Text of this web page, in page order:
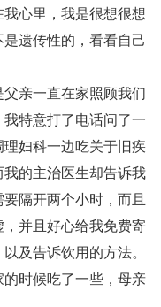
心里，我是很想很想
遗传性的，看看自己
亲一直在家照顾我们
特意打了电话问了一
妇科一边吃关于旧疾
的主治医生却告诉我
隔开两个小时，而且
并且好心给我免费寄
及告诉饮用的方法。
时候吃了一些，母亲